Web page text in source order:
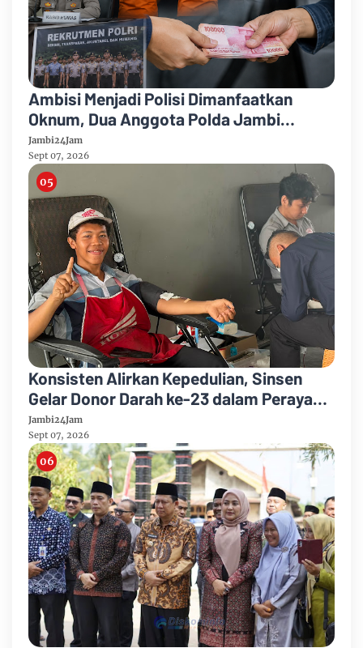
Ambisi Menjadi Polisi Dimanfaatkan
Oknum, Dua Anggota Polda Jambi
Diduga Tipu Calon Bintara dengan Janji
Kelulusan
Jambi24Jam
Sept 07, 2026
Konsisten Alirkan Kepedulian, Sinsen
Gelar Donor Darah ke-23 dalam Perayaan
Anniversary Sinsen
Jambi24Jam
Sept 07, 2026